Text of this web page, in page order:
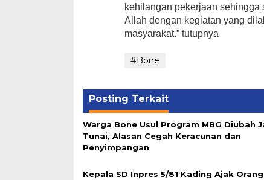
kehilangan pekerjaan
Allah dengan kegiatan yang
masyarakat.” tutupnya
#Bone
Posting Terkait
Warga Bone Usul Program MBG Diubah
Tunai, Alasan Cegah Keracunan dan
Penyimpangan
Kepala SD Inpres 5/81 Kading Ajak